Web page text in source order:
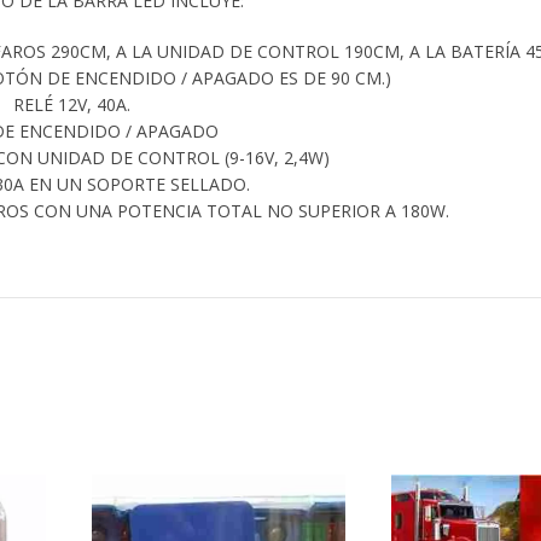
290CM, A LA UNIDAD DE CONTROL 190CM, A LA BATERÍA
DE ENCENDIDO / APAGADO ES DE 90 CM.)
RELÉ 12V, 40A.
ENCENDIDO / APAGADO
UNIDAD DE CONTROL (9-16V, 2,4W)
EN UN SOPORTE SELLADO.
CON UNA POTENCIA TOTAL NO SUPERIOR A 180W.